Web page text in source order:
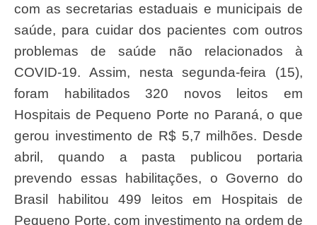
com as secretarias estaduais e municipais de
saúde, para cuidar dos pacientes com outros
problemas de saúde não relacionados à
COVID-19. Assim, nesta segunda-feira (15),
foram habilitados 320 novos leitos em
Hospitais de Pequeno Porte no Paraná, o que
gerou investimento de R$ 5,7 milhões. Desde
abril, quando a pasta publicou portaria
prevendo essas habilitações, o Governo do
Brasil habilitou 499 leitos em Hospitais de
Pequeno Porte, com investimento na ordem de